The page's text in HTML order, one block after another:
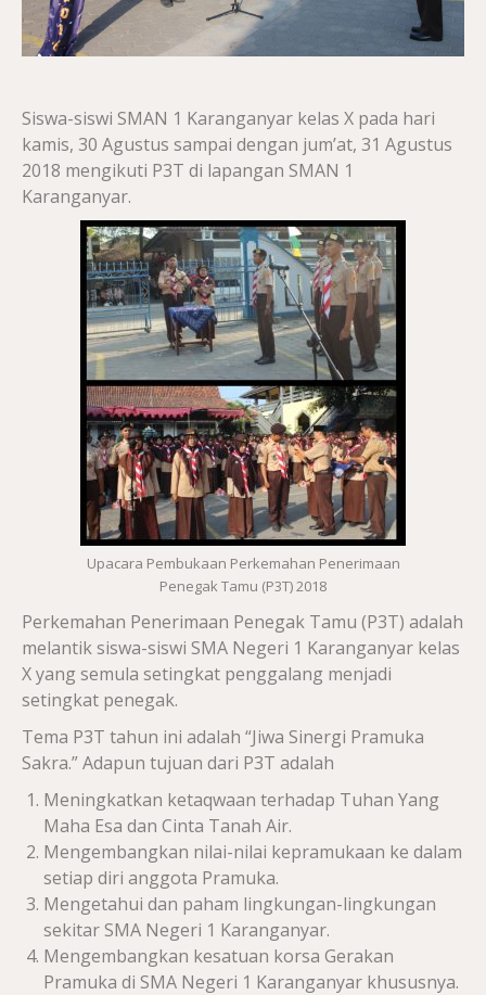
Siswa-siswi SMAN 1 Karanganyar kelas X pada hari
kamis, 30 Agustus sampai dengan jum’at, 31 Agustus
2018 mengikuti P3T di lapangan SMAN 1
Karanganyar.
Upacara Pembukaan Perkemahan Penerimaan
Penegak Tamu (P3T) 2018
Perkemahan Penerimaan Penegak Tamu (P3T) adalah
melantik siswa-siswi SMA Negeri 1 Karanganyar kelas
X yang semula setingkat penggalang menjadi
setingkat penegak.
Tema P3T tahun ini adalah “Jiwa Sinergi Pramuka
Sakra.” Adapun tujuan dari P3T adalah
Meningkatkan ketaqwaan terhadap Tuhan Yang
Maha Esa dan Cinta Tanah Air.
Mengembangkan nilai-nilai kepramukaan ke dalam
setiap diri anggota Pramuka.
Mengetahui dan paham lingkungan-lingkungan
sekitar SMA Negeri 1 Karanganyar.
Mengembangkan kesatuan korsa Gerakan
Pramuka di SMA Negeri 1 Karanganyar khususnya.